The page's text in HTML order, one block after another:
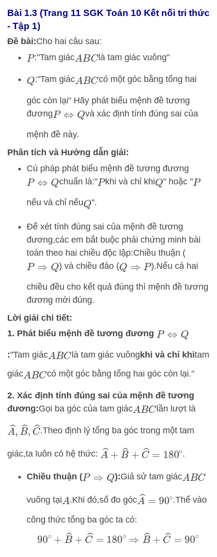
Bài 1.3 (Trang 11 SGK Toán 10 Kết nối tri thức
- Tập 1)
Đề bài:Cho hai câu sau:
P:"Tam giácABClà tam giác vuông"
Q:"Tam giácABCcó một góc bằng tổng hai
góc còn lại" Hãy phát biểu mệnh đề tương
đươngP⇔Q và xác định tính đúng sai của
mệnh đề này.
Phân tích và Hướng dẫn giải:
Cú pháp phát biểu mệnh đề tương đương
P⇔Q chuẩn là:"Pkhi và chỉ khiQ" hoặc "P
nếu và chỉ nếuQ".
Để xét tính đúng sai của mệnh đề tương
đương,các em bắt buộc phải chứng minh bài
toán theo hai chiều độc lập:Chiều thuận (
P⇒Q ) và chiều đảo (Q ⇒P ).Nếu cả hai
chiều đều cho kết quả đúng thì mệnh đề tương
đương mới đúng.
Lời giải chi tiết:
1. Phát biểu mệnh đề tương đương P⇔Q
:"Tam giácABClà tam giác vuôngkhi và chỉ khitam
giácABCcó một góc bằng tổng hai góc còn lại."
2. Xác định tính đúng sai của mệnh đề tương
đương:Gọi ba góc của tam giácABClần lượt là
A^ ,B ^,C^
.Theo định lý tổng ba góc trong một tam
giác,ta luôn có hệ thức: A^+ B^ +C^ =180∘ .
Chiều thuận (P⇒Q ):Giả sử tam giácABC
vuông tạiA.Khi đó,số đo góc A^= 90∘.Thế vào
công thức tổng ba góc ta có:
90∘+B ^+C ^= 180∘ ⇒B^+C^=90∘